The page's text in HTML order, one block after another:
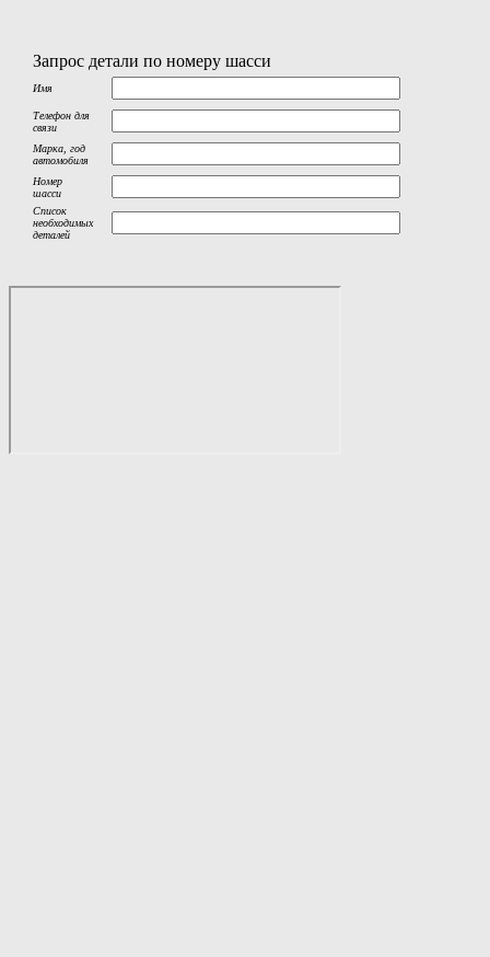
Запрос детали по номеру шасси
Имя
Телефон для
связи
Марка, год
автомобиля
Номер
шасси
Список
необходимых
деталей